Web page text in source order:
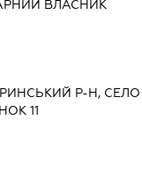
ВЛАСНИК
Р-Н, СЕЛО
11